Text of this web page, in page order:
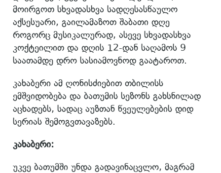
მოირგოთ სხვადასხვა სადღესასწაულო
აქსესუარი, გაილამაზოთ შაბათი დღე
როგორც მუსიკალურად, ასევე სხვადასხვა
კოქტეილით და დღის 12-დან საღამოს 9
საათამდე დრო სასიამოვნოდ გაატაროთ.
კახაბერი ამ ღონისძიებით თბილისს
ემშვიდობება და ბათუმის სეზონს გახსნილად
აცხადებს, სადაც აუზთან წვეულებების დიდ
სერიას შემოგვთავაზებს.
კახაბერი:
უკვე ბათუმში უნდა გადავინაცვლო, მაგრამ